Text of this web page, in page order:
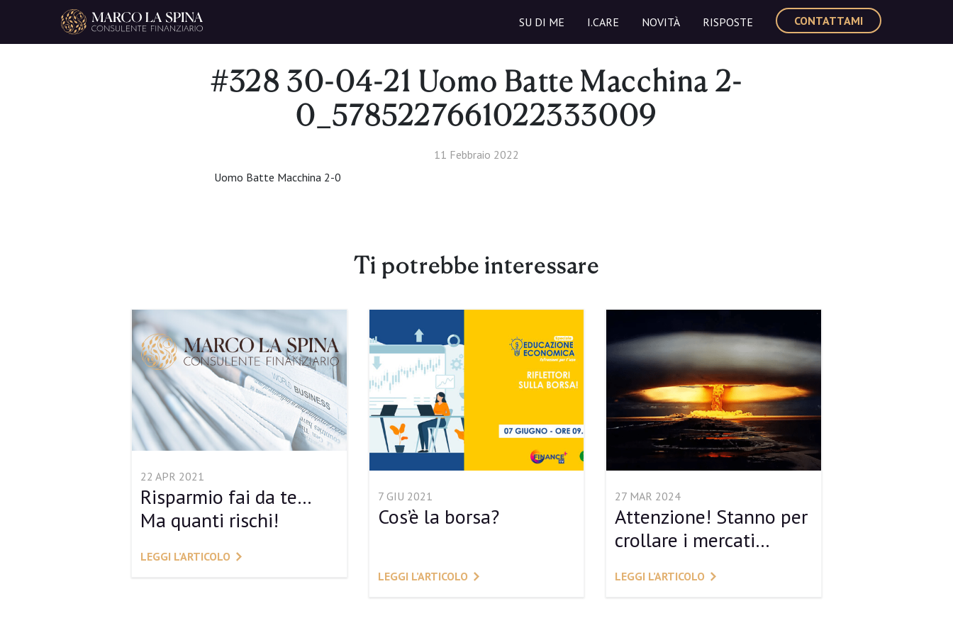
Navigazione principale
SU DI ME I.CARE NOVITÀ RISPOSTE CONTATTAMI
#328 30-04-21 Uomo Batte Macchina 2-
0_5785227661022333009
11 Febbraio 2022
Uomo Batte Macchina 2-0
Ti potrebbe interessare
22 APR 2021
Risparmio fai da te…
Ma quanti rischi!
LEGGI L’ARTICOLO
7 GIU 2021
Cos’è la borsa?
LEGGI L’ARTICOLO
27 MAR 2024
Attenzione! Stanno per
crollare i mercati…
LEGGI L’ARTICOLO